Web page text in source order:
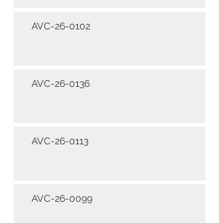
AVC-26-0102
AVC-26-0136
AVC-26-0113
AVC-26-0099